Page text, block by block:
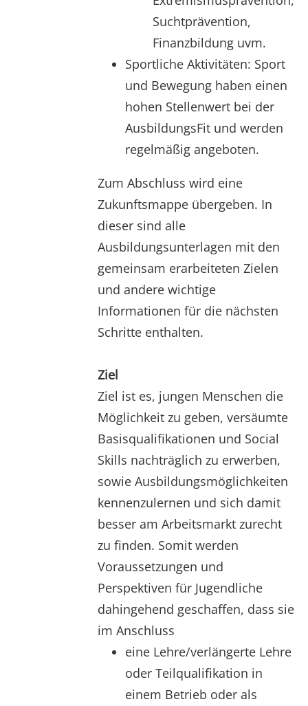
Suchtprävention,
Finanzbildung uvm.
Sportliche Aktivitäten: Sport
und Bewegung haben einen
hohen Stellenwert bei der
AusbildungsFit und werden
regelmäßig angeboten.
Zum Abschluss wird eine
Zukunftsmappe übergeben. In
dieser sind alle
Ausbildungsunterlagen mit den
gemeinsam erarbeiteten Zielen
und andere wichtige
Informationen für die nächsten
Schritte enthalten.
Ziel
Ziel ist es, jungen Menschen die
Möglichkeit zu geben, versäumte
Basisqualifikationen und Social
Skills nachträglich zu erwerben,
sowie Ausbildungsmöglichkeiten
kennenzulernen und sich damit
besser am Arbeitsmarkt zurecht
zu finden. Somit werden
Voraussetzungen und
Perspektiven für Jugendliche
dahingehend geschaffen, dass sie
im Anschluss
eine Lehre/verlängerte Lehre
oder Teilqualifikation in
einem Betrieb oder als